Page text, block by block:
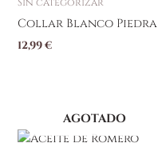
Sin categorizar
Collar Blanco Piedra
12,99€
AGOTADO